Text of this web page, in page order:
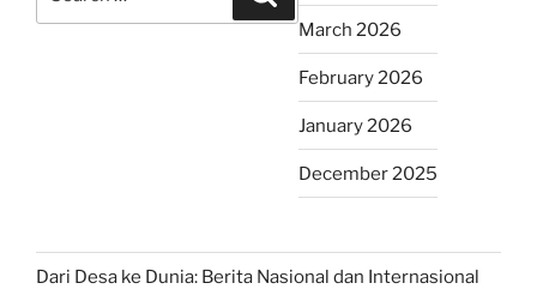
March 2026
February 2026
January 2026
December 2025
Dari Desa ke Dunia: Berita Nasional dan Internasional